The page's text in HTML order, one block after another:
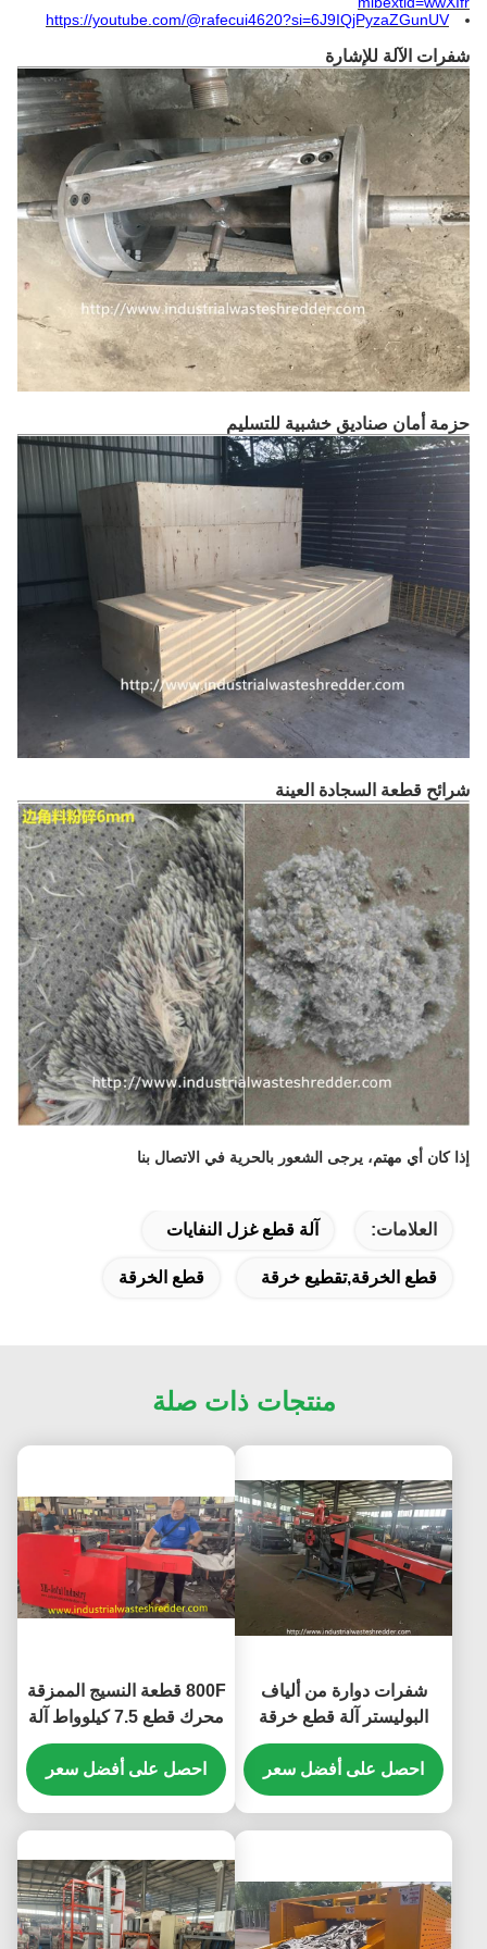
https://youtube.com/@rafecui4620?si=6J9IQjPyzaZGunUV
شفرات الآلة للإشارة
حزمة أمان صناديق خشبية للتسليم
شرائح قطعة السجادة العينة
إذا كان أي مهتم، يرجى الشعور بالحرية في الاتصال بنا
العلامات: آلة قطع غزل النفايات
قطع الخرقة,تقطيع خرقة قطع الخرقة
منتجات ذات صلة
شفرات دوارة من ألياف
البوليستر آلة قطع خرقة
ألياف القطن الداكرون
احصل على أفضل سعر
800F قطعة النسيج الممزقة
محرك قطع 7.5 كيلوواط آلة
شوبر صغيرة للأنسجة سحق
ناقل المدخلات 1400 *
330mm الطول * العرض
احصل على أفضل سعر